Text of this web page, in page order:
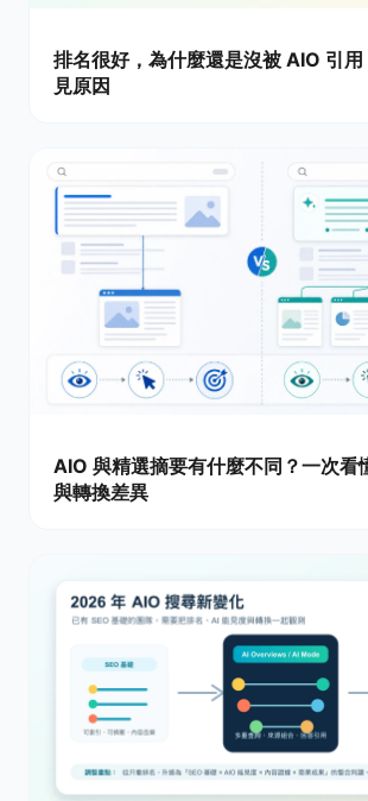
排名很好，為什麼還是沒被 AIO 引
見原因
AIO 與精選摘要有什麼不同？一次看
與轉換差異